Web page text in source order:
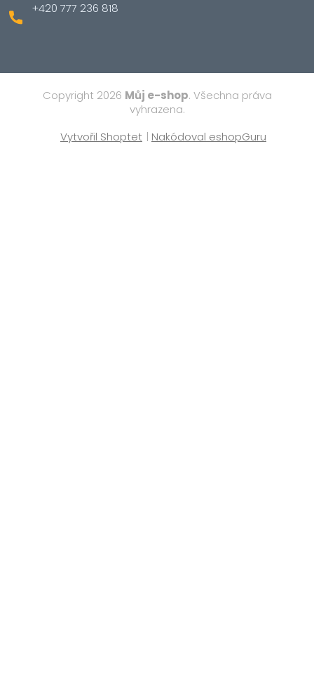
+420 777 236 818
Vytvořil Shoptet | Nakódoval eshopGuru
Copyright 2026 Můj e-shop. Všechna práva
vyhrazena.